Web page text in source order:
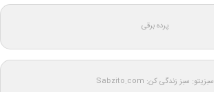
پرده برقی
سبزیتو: سبز زندگی کن: Sabzito.com